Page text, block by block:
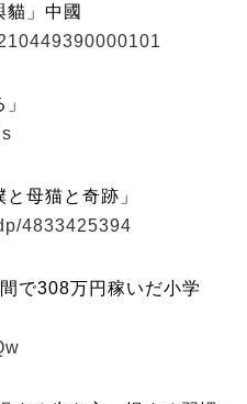
貓」中國
母猫と奇跡」
4833425394
で308万円稼いだ小学